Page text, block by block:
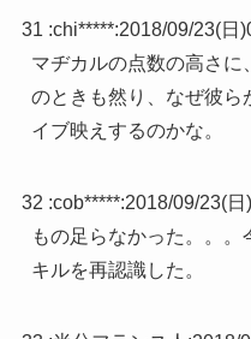
31 :chi*****:2018/09/23(日
マヂカルの点数の高さに
のときも然り、なぜ彼ら
イブ映えするのかな。
32 :cob*****:2018/09/23(
もの足らなかった。。
キルを再認識した。